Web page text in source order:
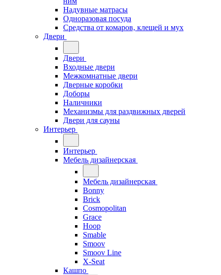
Надувные матрасы
Одноразовая посуда
Средства от комаров, клещей и мух
Двери
Двери
Входные двери
Межкомнатные двери
Дверные коробки
Доборы
Наличники
Механизмы для раздвижных дверей
Двери для сауны
Интерьер
Интерьер
Мебель дизайнерская
Мебель дизайнерская
Bonny
Brick
Cosmopolitan
Grace
Hoop
Smable
Smoov
Smoov Line
X-Seat
Кашпо